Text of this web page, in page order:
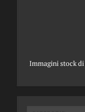
Immagini stock di